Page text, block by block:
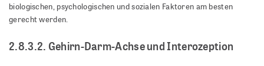
biologischen, psychologischen und sozialen Faktoren am besten
gerecht werden.
2.8.3.2. Gehirn-Darm-Achse und Interozeption